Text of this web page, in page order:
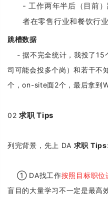
- 工作两年半后（目前
者在零售行业和餐饮行
跳槽数据
- 据不完全统计，我投了15
司可能会投多个岗）和若干不
个，on-site面2个，最后拿到
02求职 Tips
列完背景，先上 DA 求职 Tips:
① DA找工作按照目标职位
盲目的大量学习不一定是最高